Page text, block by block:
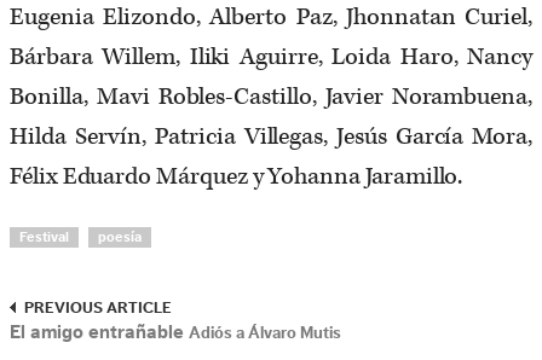
Eugenia Elizondo, Alberto Paz, Jhonnatan Curiel,
Bárbara Willem, Iliki Aguirre, Loida Haro, Nancy
Bonilla, Mavi Robles-Castillo, Javier Norambuena,
Hilda Servín, Patricia Villegas, Jesús García Mora,
Félix Eduardo Márquez y Yohanna Jaramillo.
Festival poesía
PREVIOUS ARTICLE
El amigo entrañable Adiós a Álvaro Mutis